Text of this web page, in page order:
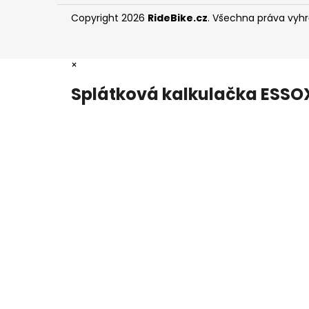
Copyright 2026 RideBike.cz. Všechna práva
×
Splátková kalkulačka